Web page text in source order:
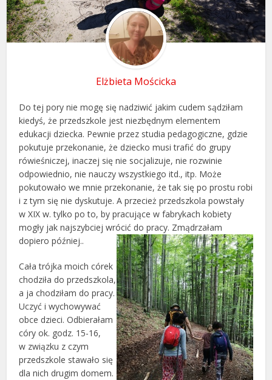
Elżbieta Mościcka
Do tej pory nie mogę się nadziwić jakim cudem sądziłam
kiedyś, że przedszkole jest niezbędnym elementem
edukacji dziecka. Pewnie przez studia pedagogiczne, gdzie
pokutuje przekonanie, że dziecko musi trafić do grupy
rówieśniczej, inaczej się nie socjalizuje, nie rozwinie
odpowiednio, nie nauczy wszystkiego itd., itp. Może
pokutowało we mnie przekonanie, że tak się po prostu robi
i z tym się nie dyskutuje. A przecież przedszkola powstały
w XIX w. tylko po to, by pracujące w fabrykach kobiety
mogły jak najszybciej wrócić do pracy. Zmądrzałam
dopiero później..
Cała trójka moich córek
chodziła do przedszkola,
a ja chodziłam do pracy.
Uczyć i wychowywać
obce dzieci. Odbierałam
córy ok. godz. 15-16,
w związku z czym
przedszkole stawało się
dla nich drugim domem.